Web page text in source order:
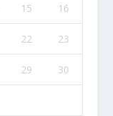
15 16
22 23
29 30